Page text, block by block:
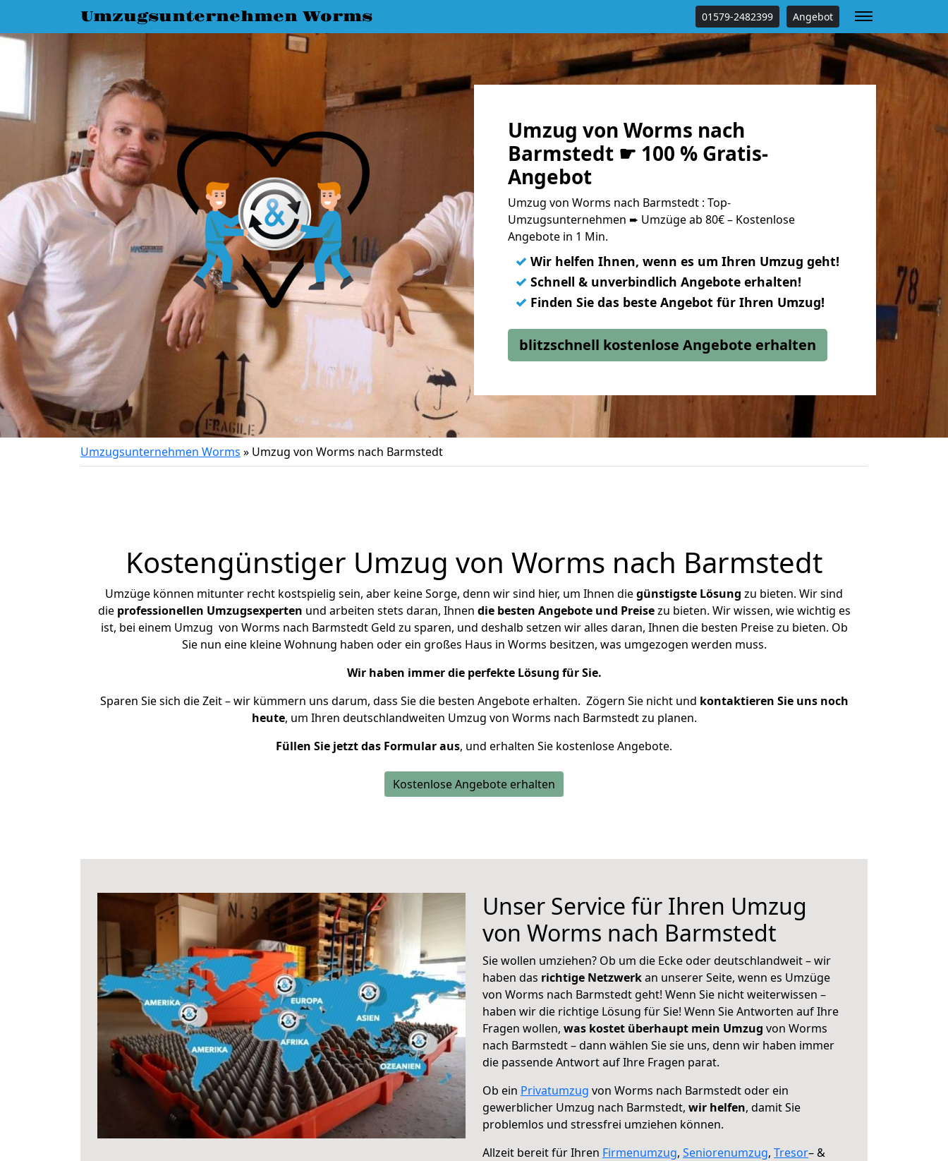
Umzugsunternehmen Worms 01579-2482399 Angebot
Umzug von Worms nach
Barmstedt ☛ 100 % Gratis-
Angebot
Umzug von Worms nach Barmstedt : Top-
Umzugsunternehmen ➨ Umzüge ab 80€ – Kostenlose
Angebote in 1 Min.
✓ Wir helfen Ihnen, wenn es um Ihren Umzug geht!
✓ Schnell & unverbindlich Angebote erhalten!
✓ Finden Sie das beste Angebot für Ihren Umzug!
blitzschnell kostenlose Angebote erhalten
Umzugsunternehmen Worms » Umzug von Worms nach Barmstedt
Kostengünstiger Umzug von Worms nach Barmstedt
Umzüge können mitunter recht kostspielig sein, aber keine Sorge, denn wir sind hier, um Ihnen diegünstigste Lösung zu bieten. Wir sind
die professionellen Umzugsexperten und arbeiten stets daran, Ihnen die besten Angebote und Preisezu bieten. Wir wissen, wie wichtig es
ist, bei einem Umzug von Worms nach Barmstedt Geld zu sparen, und deshalb setzen wir alles daran, Ihnen die besten Preise zu bieten. Ob
Sie nun eine kleine Wohnung haben oder ein großes Haus in Worms besitzen, was umgezogen werden muss.
Wir haben immer die perfekte Lösung für Sie.
Sparen Sie sich die Zeit – wir kümmern uns darum, dass Sie die besten Angebote erhalten. Zögern Sie nicht und kontaktieren Sie uns noch
heute, um Ihren deutschlandweiten Umzug von Worms nach Barmstedt zu planen.
Füllen Sie jetzt das Formular aus, und erhalten Sie kostenlose Angebote.
Kostenlose Angebote erhalten
Unser Service für Ihren Umzug
von Worms nach Barmstedt
Sie wollen umziehen? Ob um die Ecke oder deutschlandweit – wir
haben das richtige Netzwerkan unserer Seite, wenn es Umzüge
von Worms nach Barmstedt geht! Wenn Sie nicht weiterwissen –
haben wir die richtige Lösung für Sie! Wenn Sie Antworten auf Ihre
Fragen wollen, was kostet überhaupt mein Umzug von Worms
nach Barmstedt – dann wählen Sie sie uns, denn wir haben immer
die passende Antwort auf Ihre Fragen parat.
Ob ein Privatumzug von Worms nach Barmstedt oder ein
gewerblicher Umzug nach Barmstedt, wir helfen, damit Sie
problemlos und stressfrei umziehen können.
Allzeit bereit für Ihren Firmenumzug, Seniorenumzug, Tresor– &